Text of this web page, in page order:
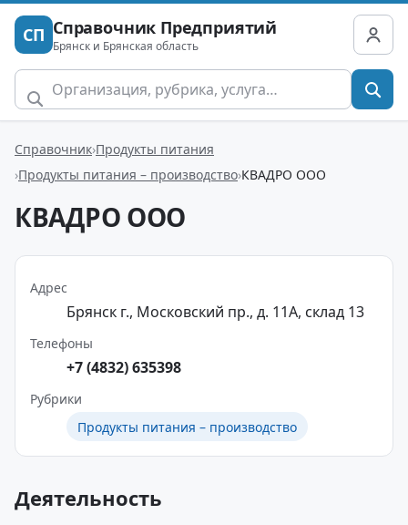
СП Справочник Предприятий
Брянск и Брянская область
Справочник Продукты питания
Продукты питания – производство КВАДРО ООО
КВАДРО ООО
Адрес
Брянск г., Московский пр., д. 11А, склад 13
Телефоны
+7 (4832) 635398
Рубрики
Продукты питания – производство
Деятельность